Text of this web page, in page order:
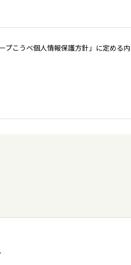
プこうべ個人情報保護方針」に定める内